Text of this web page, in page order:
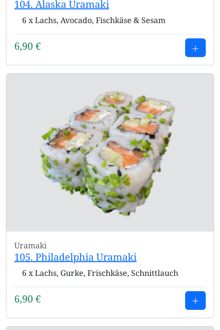
104. Alaska Uramaki
6 x Lachs, Avocado, Fischkäse & Sesam
6,90€
Uramaki
105. Philadelphia Uramaki
6 x Lachs, Gurke, Frischkäse, Schnittlauch
6,90€